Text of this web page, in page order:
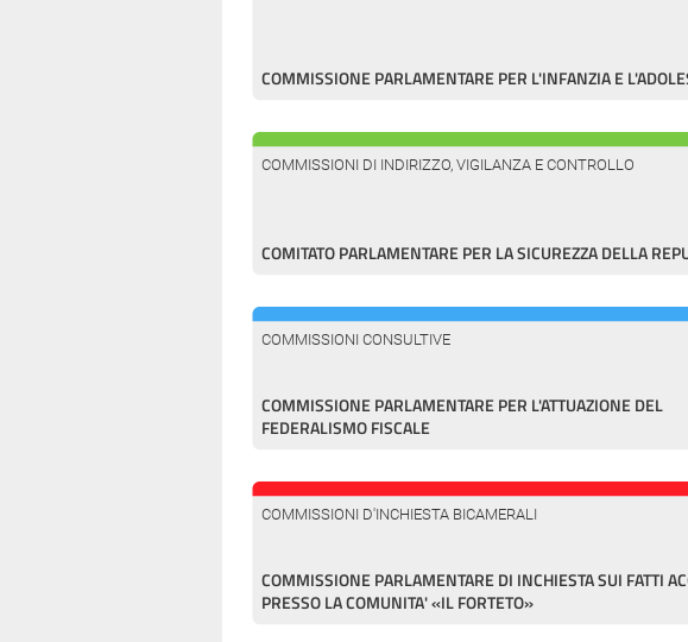
COMMISSIONE PARLAMENTARE PER L'INFANZIA E
COMMISSIONI DI INDIRIZZO, VIGILANZA E CONTROLLO
COMITATO PARLAMENTARE PER LA SICUREZZA DELLA
COMMISSIONI CONSULTIVE
COMMISSIONE PARLAMENTARE PER L'ATTUAZIONE DEL
FEDERALISMO FISCALE
COMMISSIONI D'INCHIESTA BICAMERALI
COMMISSIONE PARLAMENTARE DI INCHIESTA SUI FATTI
PRESSO LA COMUNITA' «IL FORTETO»